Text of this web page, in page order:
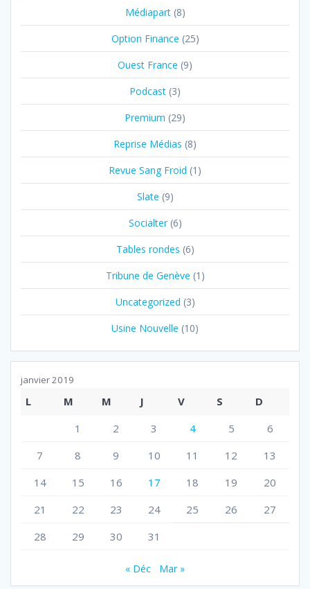
Médiapart(8)
Option Finance (25)
Ouest France (9)
Podcast (3)
Premium (29)
Reprise Médias (8)
Revue Sang Froid (1)
Slate (9)
Socialter(6)
Tables rondes (6)
Tribune de Genève (1)
Uncategorized (3)
Usine Nouvelle (10)
janvier 2019
L M M J V S
D
1
2 3 4 5
6
7
8 9 10 11 12
13
14
15 16 17 18 19
20
21
22 23 24 25 26
27
28
29 30 31
« Déc Mar »